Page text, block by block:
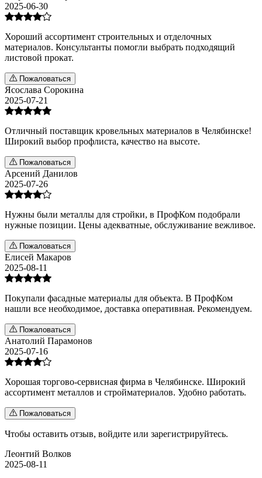
2025-06-30
Хороший ассортимент строительных и отделочных
материалов. Консультанты помогли выбрать подходящий
листовой прокат.
Пожаловаться
Ясослава Сорокина
2025-07-21
Отличный поставщик кровельных материалов в Челябинске!
Широкий выбор профлиста, качество на высоте.
Пожаловаться
Арсений Данилов
2025-07-26
Нужны были металлы для стройки, в ПрофКом подобрали
нужные позиции. Цены адекватные, обслуживание вежливое.
Пожаловаться
Елисей Макаров
2025-08-11
Покупали фасадные материалы для объекта. В ПрофКом
нашли все необходимое, доставка оперативная. Рекомендуем.
Пожаловаться
Анатолий Парамонов
2025-07-16
Хорошая торгово-сервисная фирма в Челябинске. Широкий
ассортимент металлов и стройматериалов. Удобно работать.
Пожаловаться
Чтобы оставить отзыв, войдите или зарегистрируйтесь.
Леонтий Волков
2025-08-11